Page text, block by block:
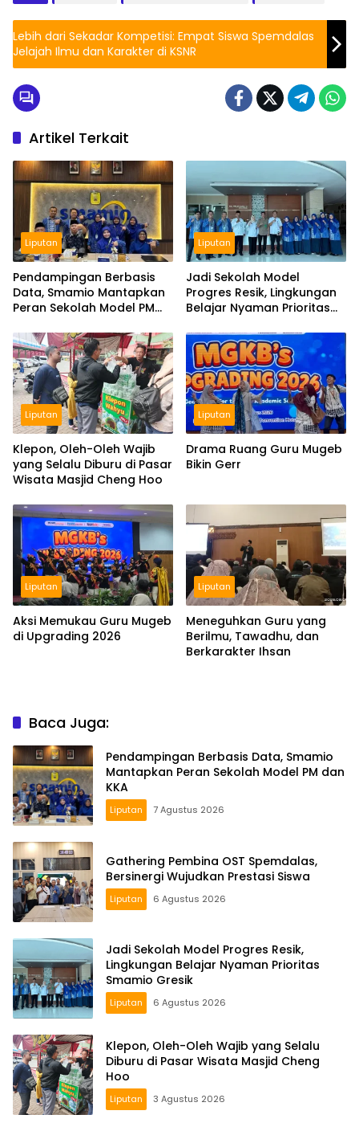
Lebih dari Sekadar Kompetisi: Empat Siswa Spemdalas
Jelajah Ilmu dan Karakter di KSNR
Artikel Terkait
Liputan
Pendampingan Berbasis
Data, Smamio Mantapkan
Peran Sekolah Model PM
Liputan
Jadi Sekolah Model
Progres Resik, Lingkungan
Belajar Nyaman Prioritas
Liputan
Klepon, Oleh-Oleh Wajib
yang Selalu Diburu di Pasar
Wisata Masjid Cheng Hoo
Liputan
Drama Ruang Guru Mugeb
Bikin Gerr
Liputan
Aksi Memukau Guru Mugeb
di Upgrading 2026
Liputan
Meneguhkan Guru yang
Berilmu, Tawadhu, dan
Berkarakter Ihsan
Baca Juga:
Pendampingan Berbasis Data, Smamio
Mantapkan Peran Sekolah Model PM dan
KKA
Liputan 7 Agustus 2026
Gathering Pembina OST Spemdalas,
Bersinergi Wujudkan Prestasi Siswa
Liputan 6 Agustus 2026
Jadi Sekolah Model Progres Resik,
Lingkungan Belajar Nyaman Prioritas
Smamio Gresik
Liputan 6 Agustus 2026
Klepon, Oleh-Oleh Wajib yang Selalu
Diburu di Pasar Wisata Masjid Cheng
Hoo
Liputan 3 Agustus 2026